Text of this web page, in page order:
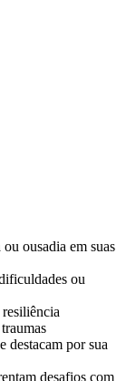
ousadia em suas
ou
destacam por sua
desafios com